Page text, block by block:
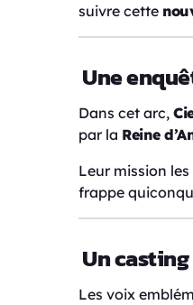
suivre cette
Une
Dans cet arc,
par la Reine
Leur mission
frappe
Un
Les voix